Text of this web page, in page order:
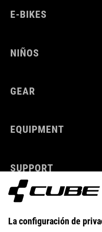
E-BIKES
NIÑOS
GEAR
EQUIPMENT
SUPPORT
ABOUT US